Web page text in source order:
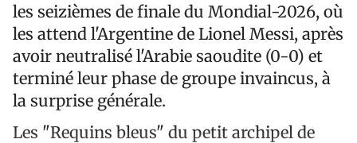
les seizièmes de finale du Mondial-2026, où
les attend l'Argentine de Lionel Messi, après
avoir neutralisé l'Arabie saoudite (0-0) et
terminé leur phase de groupe invaincus, à
la surprise générale.
Les "Requins bleus" du petit archipel de